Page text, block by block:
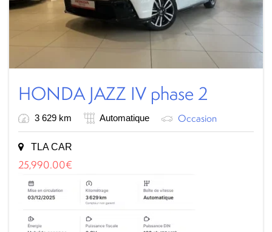
HONDA JAZZ IV phase 2
3 629 km Automatique Occasion
TLA CAR
25,990.00€